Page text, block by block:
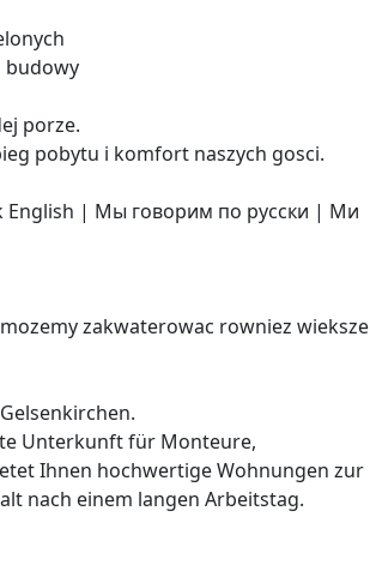
budowy
porze.
pobytu i komfort naszych gosci.
English | Мы говорим по русски | Ми
zakwaterowac rowniez wieksze
Unterkunft für Monteure,
Ihnen hochwertige Wohnungen zur
nach einem langen Arbeitstag.